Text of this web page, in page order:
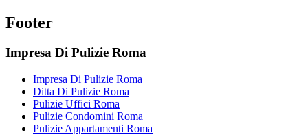
Footer
Impresa Di Pulizie Roma
Impresa Di Pulizie Roma
Ditta Di Pulizie Roma
Pulizie Uffici Roma
Pulizie Condomini Roma
Pulizie Appartamenti Roma